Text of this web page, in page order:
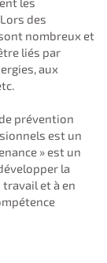
des
nombreux et
liés par
aux
prévention
est un
» est un
la
et à en